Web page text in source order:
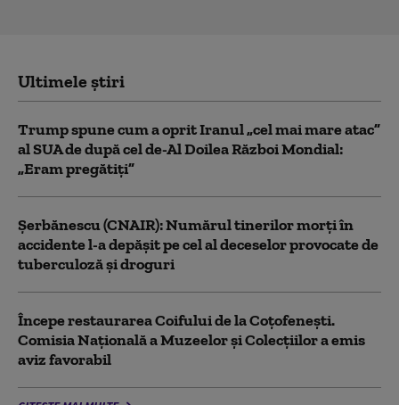
Ultimele știri
Trump spune cum a oprit Iranul „cel mai mare atac”
al SUA de după cel de-Al Doilea Război Mondial:
„Eram pregătiți”
Şerbănescu (CNAIR): Numărul tinerilor morţi în
accidente l-a depăşit pe cel al deceselor provocate de
tuberculoză şi droguri
Începe restaurarea Coifului de la Coțofenești.
Comisia Naţională a Muzeelor şi Colecţiilor a emis
aviz favorabil